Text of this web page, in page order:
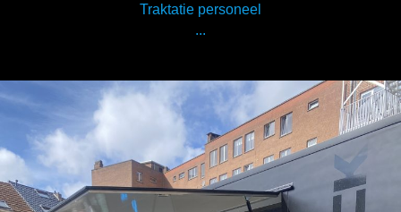
Traktatie personeel
...